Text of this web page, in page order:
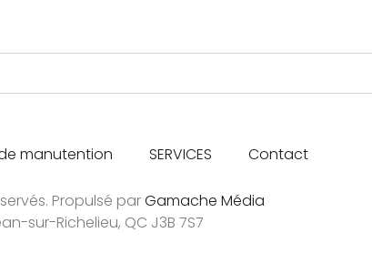
manutention SERVICES
Contact
Propulsé parGamache Média
sur-Richelieu, QC J3B 7S7